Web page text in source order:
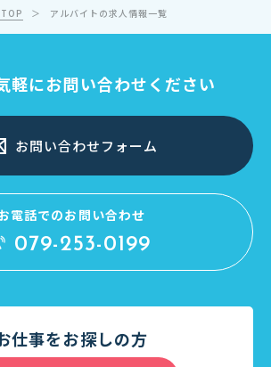
アルバイトの求人情報一覧
軽にお問い合わせください
お問い合わせフォーム
電話でのお問い合わせ
079-253-0199
仕事をお探しの方